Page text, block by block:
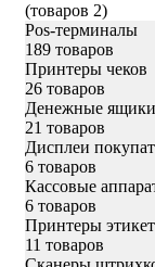
(товаров 2)
Pos-терминалы
189 товаров
Принтеры чеков
26 товаров
Денежные ящики
21 товаров
Дисплеи
6 товаров
Кассовые
6 товаров
Принтеры
11 товаров